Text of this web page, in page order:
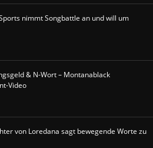
nimmt Songbattle an und will um
& N-Wort – Montanablack
Video
von Loredana sagt bewegende Worte zu